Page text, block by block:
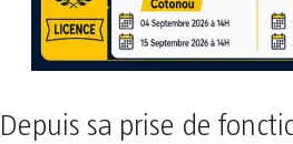
Depuis sa prise de